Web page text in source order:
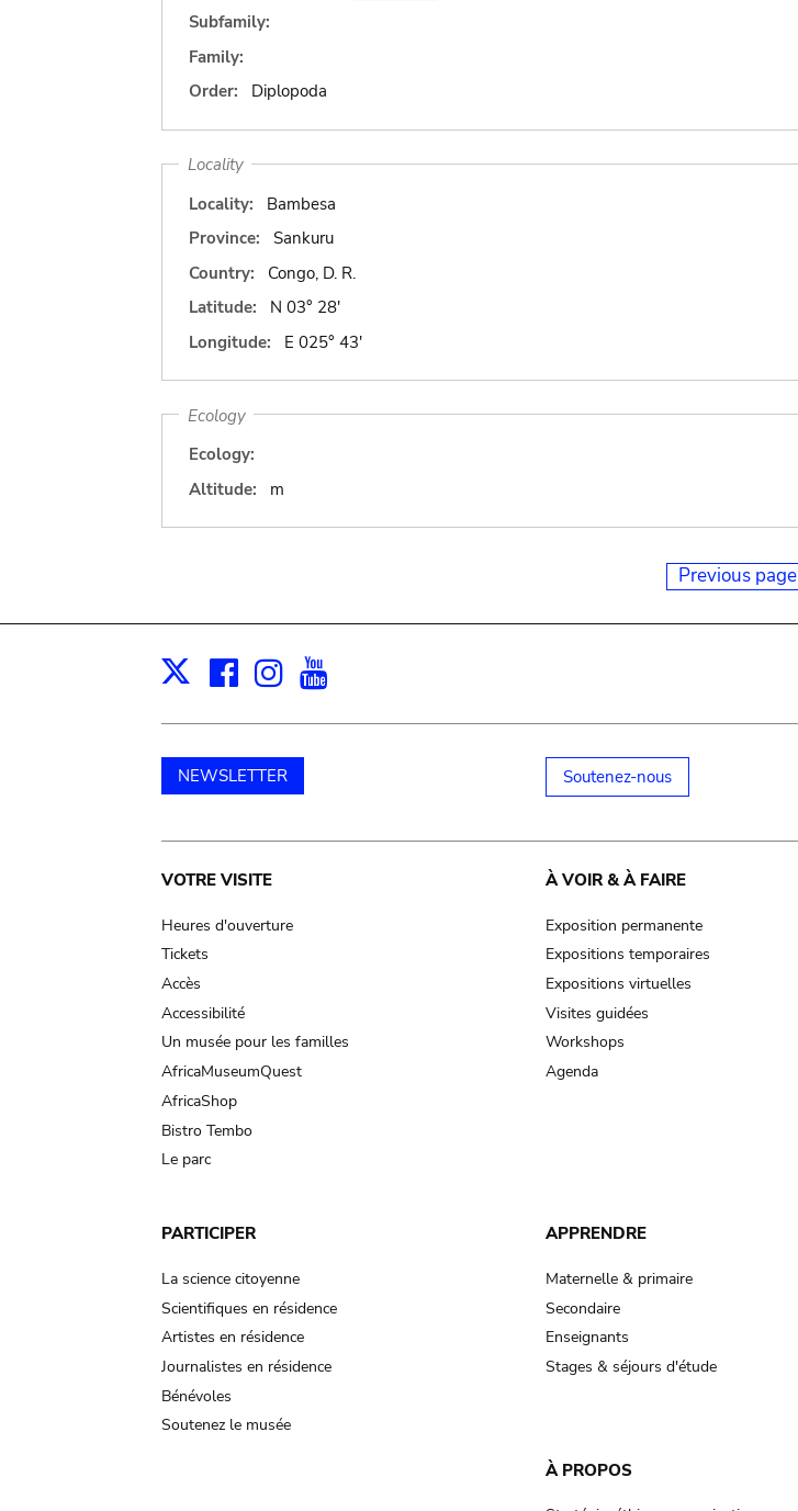
Subfamily:
Family:
Order:
Diplopoda
Locality
Locality:
Bambesa
Province:
Sankuru
Country:
Congo, D. R.
Latitude:
N 03° 28'
Longitude:
E 025° 43'
Ecology
Ecology:
Altitude:
m
Previous page
X Facebook
Instagram
NEWSLETTER Soutenez-nous
Main
navigation
VOTRE VISITE
Heures d'ouverture
Tickets
Accès
Accessibilité
Un musée pour les familles
AfricaMuseumQuest
AfricaShop
Bistro Tembo
Le parc
À VOIR & À FAIRE
Exposition permanente
Expositions temporaires
Expositions virtuelles
Visites guidées
Workshops
Agenda
PARTICIPER
La science citoyenne
Scientifiques en résidence
Artistes en résidence
Journalistes en résidence
Bénévoles
Soutenez le musée
APPRENDRE
Maternelle & primaire
Secondaire
Enseignants
Stages & séjours d'étude
À PROPOS